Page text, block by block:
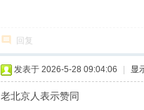
回复
发表于 2026-5-28 09:04:06 显
老北京人表示赞同